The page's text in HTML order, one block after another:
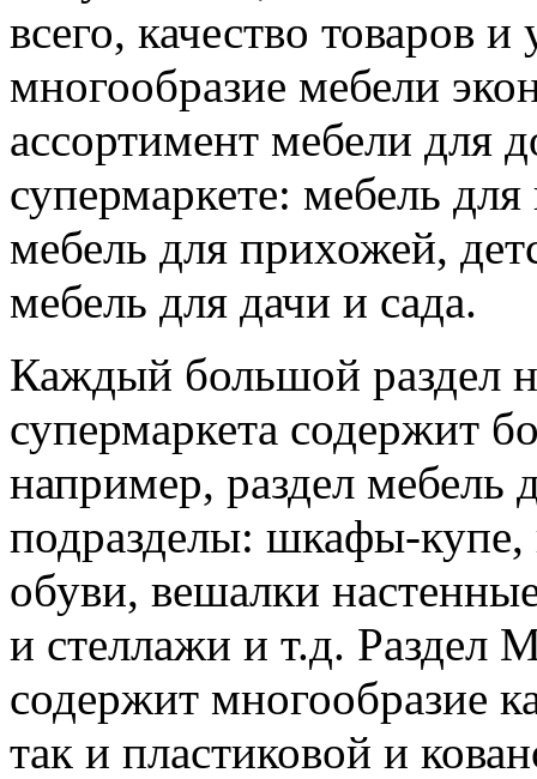
всего, качество товаров
многообразие мебели
ассортимент мебели для
супермаркете: мебель
мебель для прихожей,
мебель для дачи и сада.
Каждый большой раздел
супермаркета содержит
например, раздел мебель
подразделы: шкафы-
обуви, вешалки
и стеллажи и т.д. Раздел
содержит многообразие
так и пластиковой и